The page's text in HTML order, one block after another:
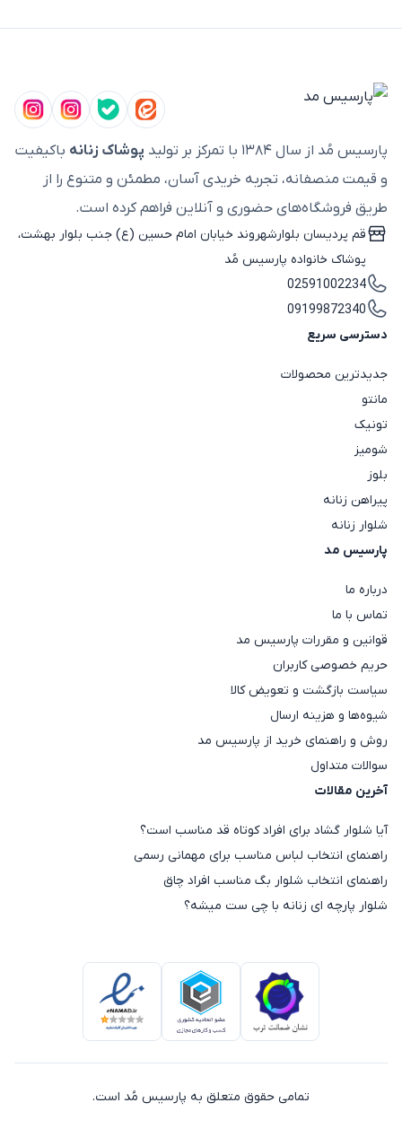
پارسیس مُد از سال ۱۳۸۴ با تمرکز بر تولید پوشاک زنانه باکیفیت
و قیمت منصفانه، تجربه خریدی آسان، مطمئن و متنوع را از
طریق فروشگاه‌های حضوری و آنلاین فراهم کرده است.
قم پردیسان بلوارشهروند خیابان امام حسین (ع) جنب بلوار بهشت،
پوشاک خانواده پارسیس مُد
02591002234
09199872340
دسترسی سریع
جدیدترین محصولات
مانتو
تونیک
شومیز
بلوز
پیراهن زنانه
شلوار زنانه
پارسیس مد
درباره ما
تماس با ما
قوانین و مقررات پارسیس مد
حریم خصوصی کاربران
سیاست بازگشت و تعویض کالا
شیوه‌ها و هزینه ارسال
روش و راهنمای خرید از پارسیس مد
سوالات متداول
آخرین مقالات
آیا شلوار گشاد برای افراد کوتاه قد مناسب است؟
راهنمای انتخاب لباس مناسب برای مهمانی رسمی
راهنمای انتخاب شلوار بگ مناسب افراد چاق
شلوار پارچه ای زنانه با چی ست میشه؟
تمامی حقوق متعلق به پارسیس مُد است.